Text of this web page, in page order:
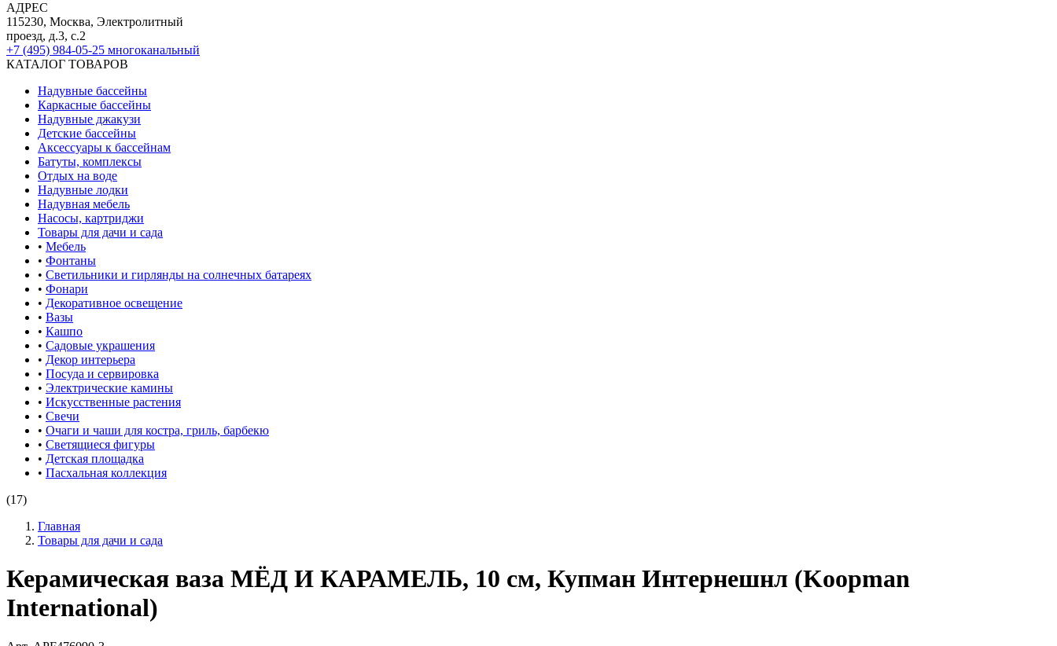
АДРЕС
115230, Москва, Электролитный
проезд, д.3, с.2
+7 (495) 984-05-25 многоканальный
КАТАЛОГ ТОВАРОВ
Надувные бассейны
Каркасные бассейны
Надувные джакузи
Детские бассейны
Аксессуары к бассейнам
Батуты, комплексы
Отдых на воде
Надувные лодки
Надувная мебель
Насосы, картриджи
Товары для дачи и сада
• Мебель
• Фонтаны
• Светильники и гирлянды на солнечных батареях
• Фонари
• Декоративное освещение
• Вазы
• Кашпо
• Садовые украшения
• Декор интерьера
• Посуда и сервировка
• Электрические камины
• Искусственные растения
• Свечи
• Очаги и чаши для костра, гриль, барбекю
• Светящиеся фигуры
• Детская площадка
• Пасхальная коллекция
(17)
Главная
Товары для дачи и сада
Керамическая ваза МЁД И КАРАМЕЛЬ, 10 см, Купман Интернешнл (Koopman
International)